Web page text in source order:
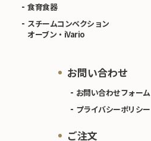
食育食器
スチームコンベクション
オーブン・iVario
お問い合わせ
お問い合わせフォーム
プライバシーポリシー
ご注文